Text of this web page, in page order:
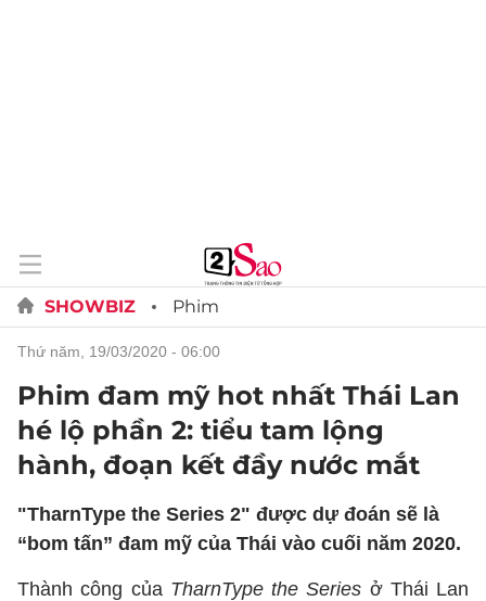
SHOWBIZ Phim
thứ năm, 19/03/2020 - 06:00
Phim đam mỹ hot nhất Thái Lan
hé lộ phần 2: tiểu tam lộng
hành, đoạn kết đầy nước mắt
"TharnType the Series 2" được dự đoán sẽ là
“bom tấn” đam mỹ của Thái vào cuối năm 2020.
Thành công của TharnType the Series ở Thái Lan